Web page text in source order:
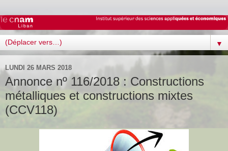
▼
LUNDI 26 MARS 2018
Annonce nº 116/2018 : Constructions
métalliques et constructions mixtes
(CCV118)